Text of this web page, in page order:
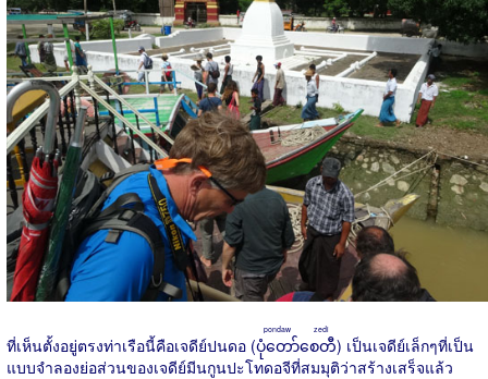
ที่เห็นตั้งอยู่ตรงท่าเรือนี้คือเจดีย์ปนดอ (ပုံတော်စေတီ
pondaw zedi
) เป็นเจดีย์เล็กๆที่เป็น
แบบจำลองย่อส่วนของเจดีย์มีนกูนปะโทดอจีที่สมมุติว่าสร้างเสร็จแล้ว